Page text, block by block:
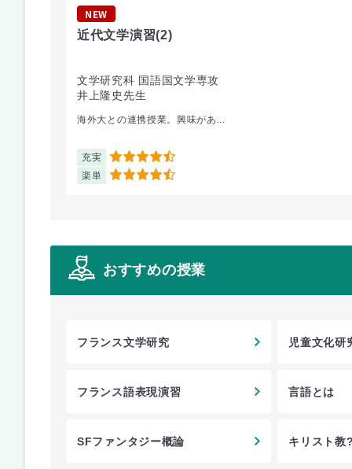
NEW
近代文学演習(2)
文学研究科 国語国文学専攻
井上隆史先生
海外大との連携授業。興味があ...
充実 4.5
楽単 4.5
おすすめの授業
フランス文学研究 児童文化研
フランス語表現演習 言語とは
SFファンタジー概論 キリスト教?